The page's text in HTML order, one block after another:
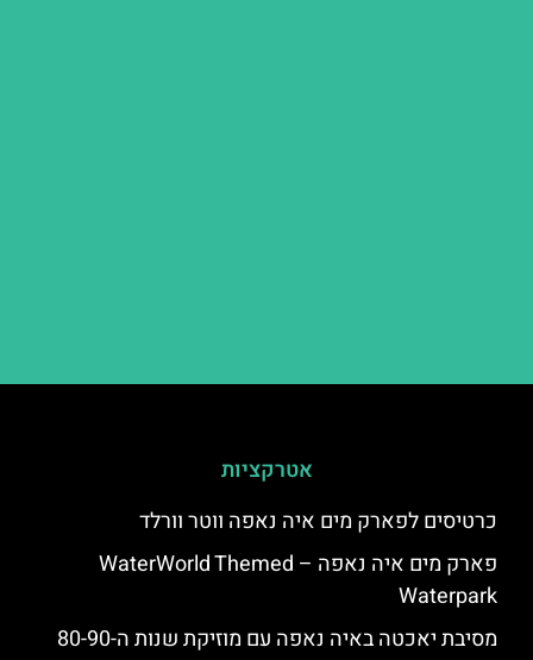
אטרקציות
כרטיסים לפארק מים איה נאפה ווטר וורלד
פארק מים איה נאפה – ‪‪WaterWorld Themed
Waterpark‬‬
מסיבת יאכטה באיה נאפה עם מוזיקת שנות ה-80-90